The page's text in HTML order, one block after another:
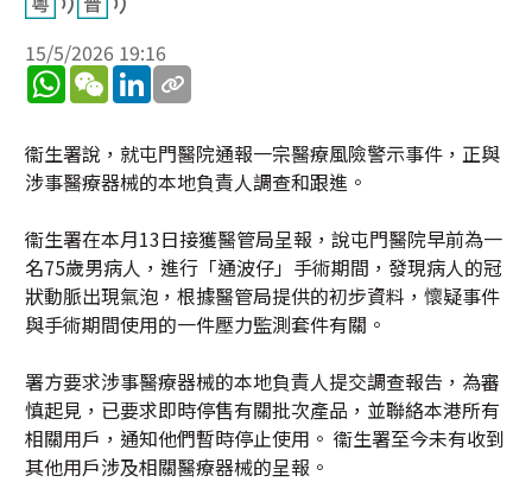
15/5/2026 19:16
WhatsApp
WeChatLinkedIn
衞生署說，就屯門醫院通報一宗醫療風險警示事件，正與
涉事醫療器械的本地負責人調查和跟進。
衞生署在本月13日接獲醫管局呈報，說屯門醫院早前為一
名75歲男病人，進行「通波仔」手術期間，發現病人的冠
狀動脈出現氣泡，根據醫管局提供的初步資料，懷疑事件
與手術期間使用的一件壓力監測套件有關。
署方要求涉事醫療器械的本地負責人提交調查報告，為審
慎起見，已要求即時停售有關批次產品，並聯絡本港所有
相關用戶，通知他們暫時停止使用。 衞生署至今未有收到
其他用戶涉及相關醫療器械的呈報。